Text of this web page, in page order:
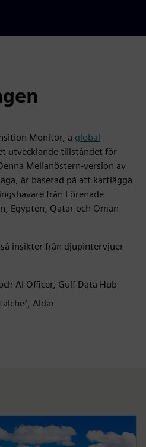
Monitor, a global
utvecklande tillståndet för
Mellanöstern-version av
är baserad på att kartlägga
från Förenade
Egypten, Qatar och Oman
insikter från djupintervjuer
AI Officer, Gulf Data Hub
Aldar